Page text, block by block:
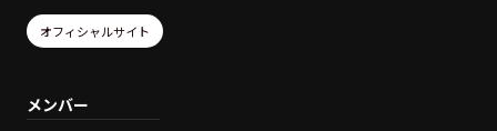
オフィシャルサイト
メンバー